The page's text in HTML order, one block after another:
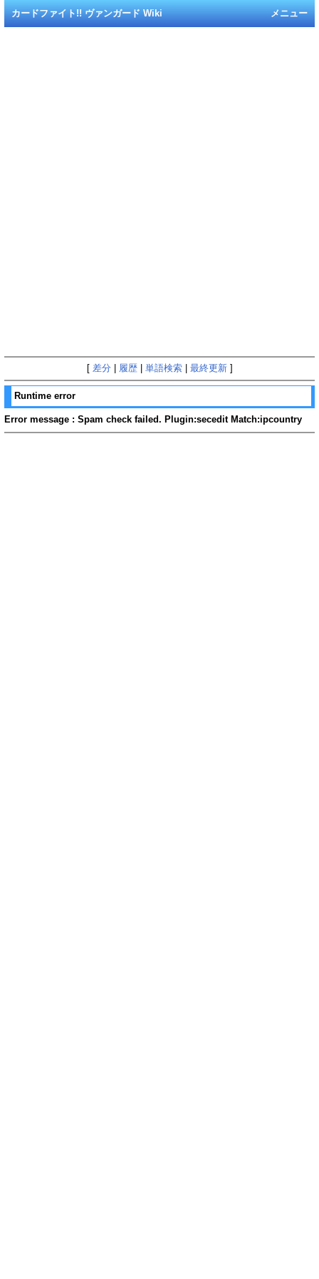
メニュー
カードファイト!! ヴァンガード Wiki
[ 差分 履歴| 単語検索| 最終更新]
Runtime error
Error message : Spam check failed. Plugin:secedit Match:ipcountry